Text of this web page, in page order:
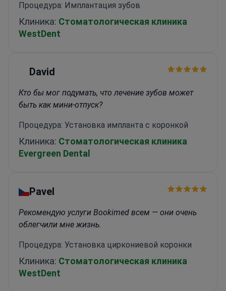
Процедура: Имплантация зубов
Клиника: Стоматологическая клиника
WestDent
David
Кто бы мог подумать, что лечение зубов может
быть как мини-отпуск?
Процедура: Установка импланта с коронкой
Клиника: Стоматологическая клиника
Evergreen Dental
Pavel
Рекомендую услуги Bookimed всем — они очень
облегчили мне жизнь.
Процедура: Установка циркониевой коронки
Клиника: Стоматологическая клиника
WestDent